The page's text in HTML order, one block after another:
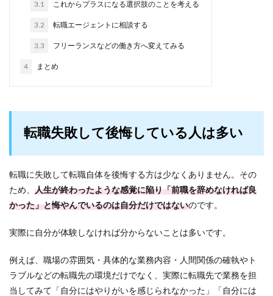
3.1 これからプラスになる選択肢のことを考える
3.2 転職エージェントに相談する
3.3 フリーランスなどの働き方へ変えてみる
4 まとめ
転職失敗して後悔している人は多い
転職に失敗して転職自体を後悔する方は少なくありません。その
ため、 人生が終わったような感覚に陥り「前職を辞めなければ良
かった」と悔やんでいるのは自分だけではないのです。
実際に自分が体験しなければ分からないことは多いです。
例えば、職場の雰囲気・具体的な業務内容・人間関係の確執やト
ラブルなどの転職先の環境だけでなく、実際に転職先で業務を担
当してみて「自分にはやりがいを感じられなかった」「自分には